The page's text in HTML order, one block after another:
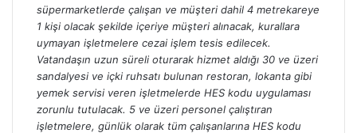
süpermarketlerde çalışan ve müşteri dahil 4 metrekareye
1 kişi olacak şekilde içeriye müşteri alınacak, kurallara
uymayan işletmelere cezai işlem tesis edilecek.
Vatandaşın uzun süreli oturarak hizmet aldığı 30 ve üzeri
sandalyesi ve içki ruhsatı bulunan restoran, lokanta gibi
yemek servisi veren işletmelerde HES kodu uygulaması
zorunlu tutulacak. 5 ve üzeri personel çalıştıran
işletmelere, günlük olarak tüm çalışanlarına HES kodu